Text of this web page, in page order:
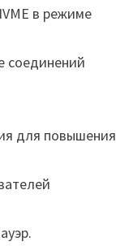
в режиме
соединений
для повышения